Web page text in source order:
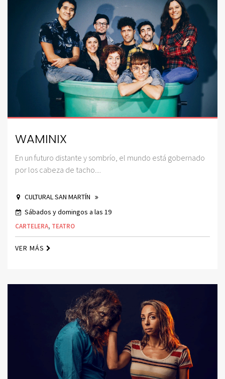
WAMINIX
En un futuro distante y sombrío, el mundo está gobernado
por los cabeza de tacho....
CULTURAL SAN MARTÍN
Sábados y domingos a las 19
CARTELERA, TEATRO
VER MÁS